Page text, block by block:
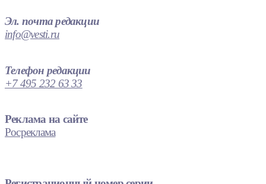
Эл. почта редакции
info@vesti.ru
Телефон редакции
+7 495 232 63 33
Реклама на сайте
Росреклама